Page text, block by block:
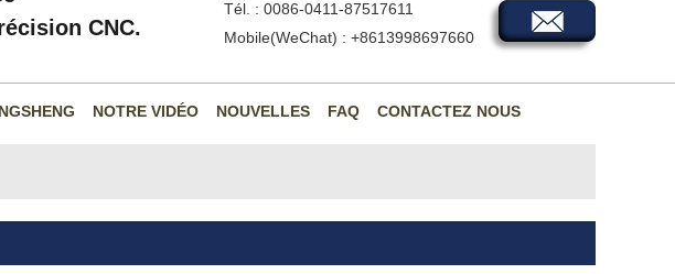
CNC.
Tél. : 0086-0411-87517611
Mobile(WeChat) : +8613998697660
NOTRE VIDÉO NOUVELLES FAQ CONTACTEZ NOUS